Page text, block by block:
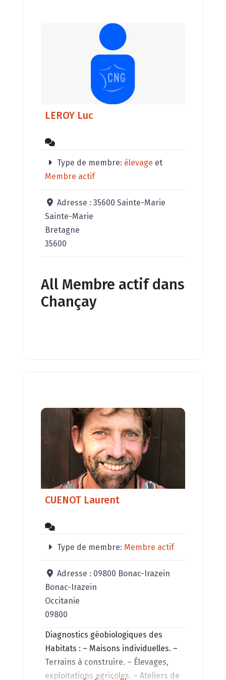
LEROY Luc
Type de membre: élevage et
Membre actif
Adresse :35600 Sainte-Marie
Sainte-Marie
Bretagne
35600
All Membre actif dans
Chançay
CUENOT Laurent
Type de membre: Membre actif
Adresse : 09800 Bonac-Irazein
Bonac-Irazein
Occitanie
09800
Diagnostics géobiologiques des
Habitats : – Maisons individuelles. –
Terrains à construire. – Élevages,
exploitations agricoles. – Ateliers de